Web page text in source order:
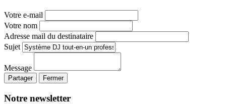
Votre e-mail
Votre nom
Adresse mail du destinataire
Sujet
Message
Partager Fermer
Notre newsletter